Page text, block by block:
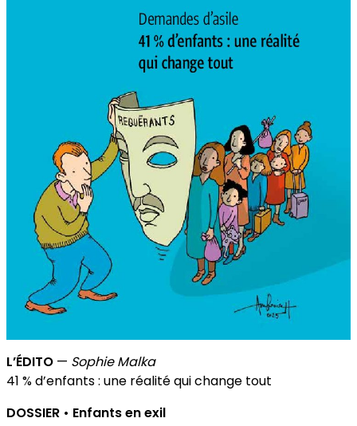
L’ÉDITO — Sophie Malka
41 % d’enfants : une réalité qui change tout
DOSSIER • Enfants en exil